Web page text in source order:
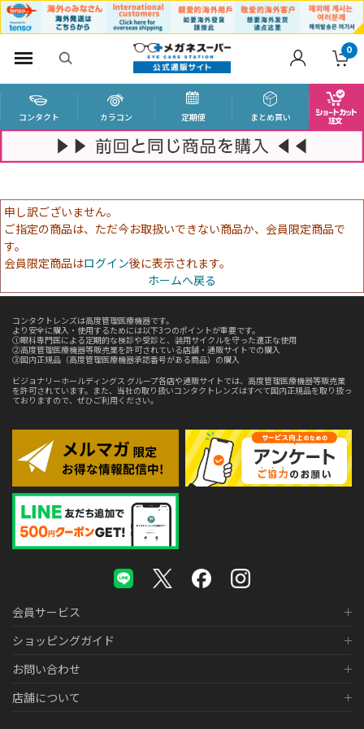
0
コンタクト カラコン 定期便 まとめ買い
申し訳ございません。
ご指定の商品は、ただ今お取扱いできない商品か、会員限定商品で
す。
会員限定商品はログイン後に表示されます。
ホームへ戻る
コンタクトレンズは高度管理医療機器です。
より安全に購入・使用するためには以下3つのポイントが重要です。
①眼科専門医による定期的な検診や受診と、装用サイクルを守った適正な使用
②高度管理医療機器等販売業を許可されている店舗・通販サイトでの購入
③国内正規品（高度管理医療機器承認番号がある商品）の購入
ビジョナリーホールディングス グループ各店や通販サイトでは、高度管理医療機器等販売業
を許可されています。また、当社の取り扱いコンタクトレンズはすべて国内正規品を取り扱っ
ておりますので、ぜひご利用ください。
会員サービス
ショッピングガイド
お問い合わせ
店舗について